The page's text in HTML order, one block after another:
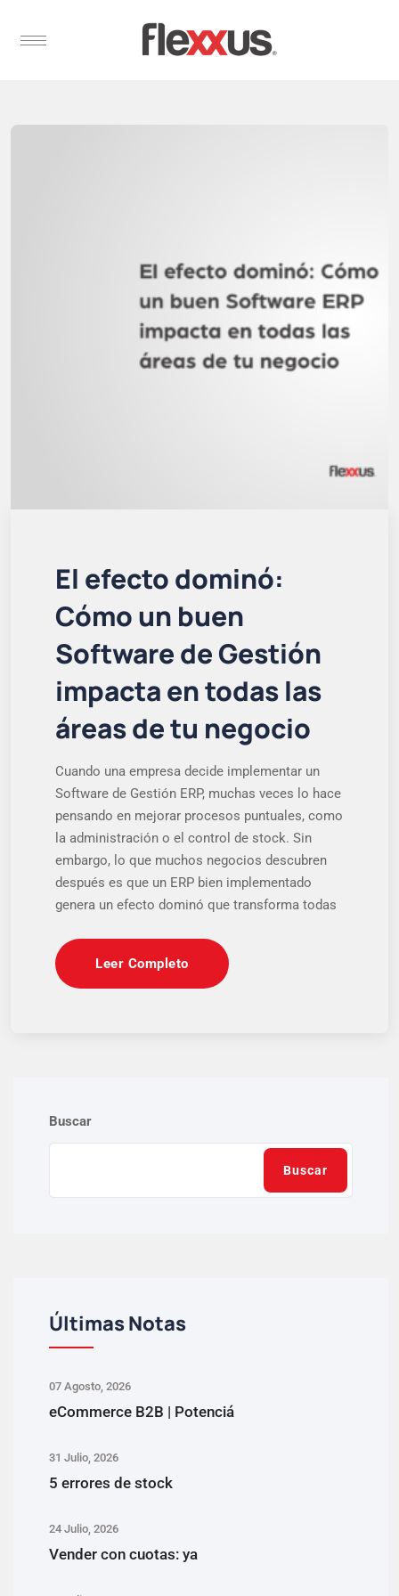
El efecto dominó:
Cómo un buen
Software de Gestión
impacta en todas las
áreas de tu negocio
Cuando una empresa decide implementar un
Software de Gestión ERP, muchas veces lo hace
pensando en mejorar procesos puntuales, como
la administración o el control de stock. Sin
embargo, lo que muchos negocios descubren
después es que un ERP bien implementado
genera un efecto dominó que transforma todas
Leer Completo
Buscar
Buscar
Últimas Notas
07 Agosto, 2026
eCommerce B2B | Potenciá
31 Julio, 2026
5 errores de stock
24 Julio, 2026
Vender con cuotas: ya